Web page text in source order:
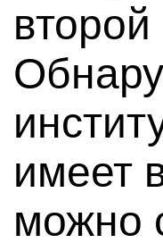
имеет
можно